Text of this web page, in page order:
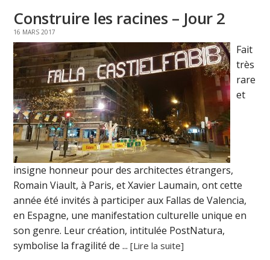
Construire les racines – Jour 2
16 MARS 2017
Fait
très
rare
et
insigne honneur pour des architectes étrangers,
Romain Viault, à Paris, et Xavier Laumain, ont cette
année été invités à participer aux Fallas de Valencia,
en Espagne, une manifestation culturelle unique en
son genre. Leur création, intitulée PostNatura,
symbolise la fragilité de ...[Lire la suite]